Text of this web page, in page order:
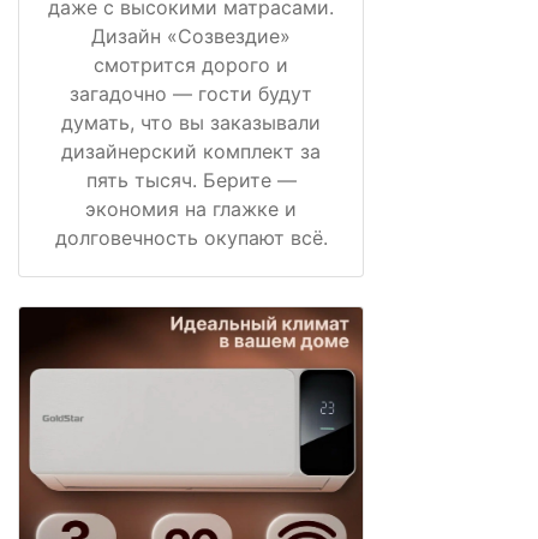
даже с высокими матрасами.
Дизайн «Созвездие»
смотрится дорого и
загадочно — гости будут
думать, что вы заказывали
дизайнерский комплект за
пять тысяч. Берите —
экономия на глажке и
долговечность окупают всё.